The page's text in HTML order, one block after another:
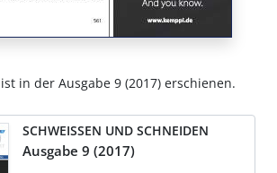
in der Ausgabe 9 (2017) erschienen.
SCHWEISSEN UND SCHNEIDEN
Ausgabe 9 (2017)